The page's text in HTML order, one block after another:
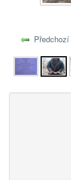
Předchozí